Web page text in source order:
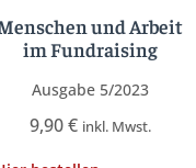
und Arbeit
im Fundraising
Ausgabe 5/2023
9,90€ inkl. Mwst.